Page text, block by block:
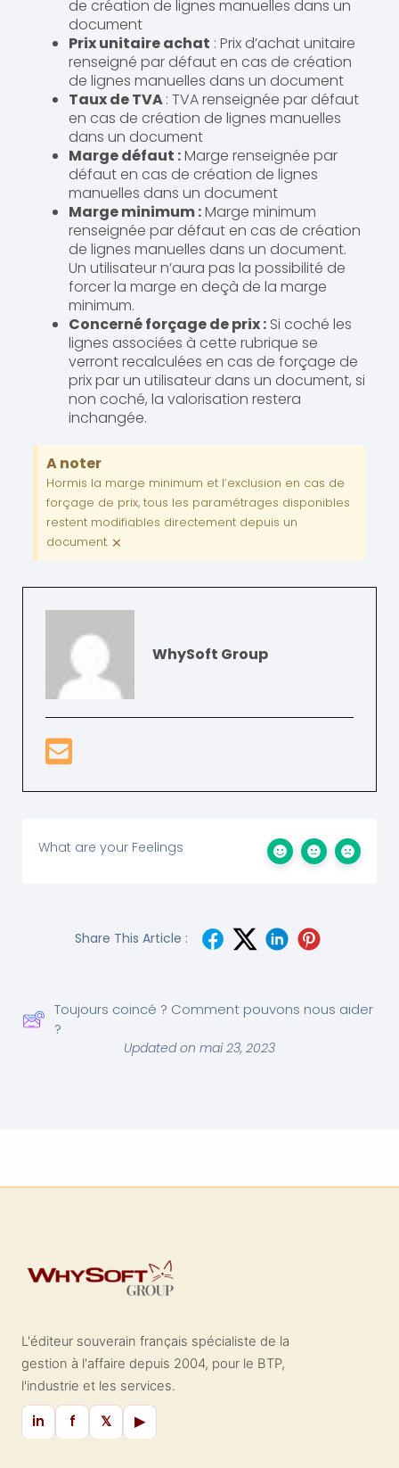
de création de lignes manuelles dans un
document
Prix unitaire achat : Prix d’achat unitaire
renseigné par défaut en cas de création
de lignes manuelles dans un document
Taux de TVA: TVA renseignée par défaut
en cas de création de lignes manuelles
dans un document
Marge défaut :Marge renseignée par
défaut en cas de création de lignes
manuelles dans un document
Marge minimum :Marge minimum
renseignée par défaut en cas de création
de lignes manuelles dans un document.
Un utilisateur n’aura pas la possibilité de
forcer la marge en deçà de la marge
minimum.
Concerné forçage de prix :Si coché les
lignes associées à cette rubrique se
verront recalculées en cas de forçage de
prix par un utilisateur dans un document, si
non coché, la valorisation restera
inchangée.
A noter
Hormis la marge minimum et l’exclusion en cas de
forçage de prix, tous les paramétrages disponibles
restent modifiables directement depuis un
document. ×
WhySoft Group
What are your Feelings
Share This Article :
Toujours coincé ? Comment pouvons nous aider
?
Updated on mai 23, 2023
L'éditeur souverain français spécialiste de la
gestion à l'affaire depuis 2004, pour le BTP,
l'industrie et les services.
in f 𝕏 ▶